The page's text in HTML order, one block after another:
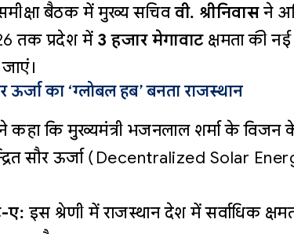
बैठक में मुख्य सचिववी. श्रीनिवासने
तक प्रदेश में 3 हजार मेगावाटक्षमता की नई
ऊर्जा का ‘ग्लोबल हब’ बनता राजस्थान
कहा कि मुख्यमंत्री भजनलाल शर्मा के
सौर ऊर्जा (Decentralized Solar
ए: इस श्रेणी में राजस्थान देश में सर्वाधिक